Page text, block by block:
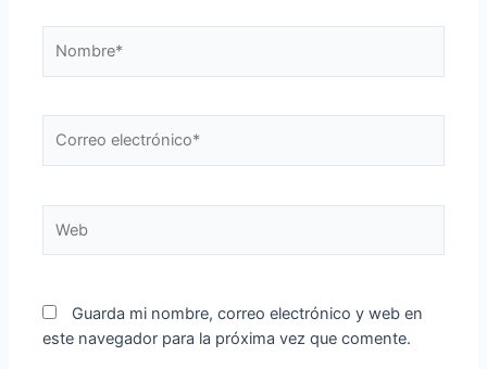
electrónico*
Guarda mi nombre, correo electrónico y web en
este navegador para la próxima vez que comente.